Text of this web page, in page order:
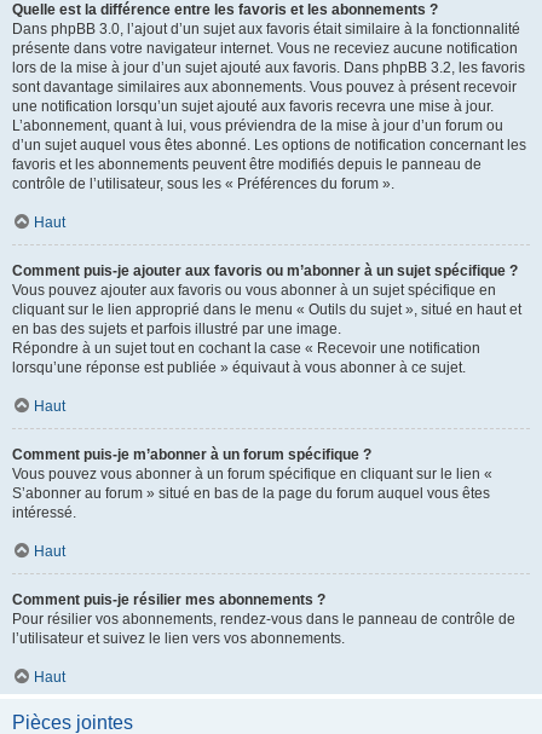
Quelle est la différence entre les favoris et les abonnements ?
Dans phpBB 3.0, l’ajout d’un sujet aux favoris était similaire à la fonctionnalité
présente dans votre navigateur internet. Vous ne receviez aucune notification
lors de la mise à jour d’un sujet ajouté aux favoris. Dans phpBB 3.2, les favoris
sont davantage similaires aux abonnements. Vous pouvez à présent recevoir
une notification lorsqu’un sujet ajouté aux favoris recevra une mise à jour.
L’abonnement, quant à lui, vous préviendra de la mise à jour d’un forum ou
d’un sujet auquel vous êtes abonné. Les options de notification concernant les
favoris et les abonnements peuvent être modifiés depuis le panneau de
contrôle de l’utilisateur, sous les « Préférences du forum ».
Haut
Comment puis-je ajouter aux favoris ou m’abonner à un sujet spécifique ?
Vous pouvez ajouter aux favoris ou vous abonner à un sujet spécifique en
cliquant sur le lien approprié dans le menu « Outils du sujet », situé en haut et
en bas des sujets et parfois illustré par une image.
Répondre à un sujet tout en cochant la case « Recevoir une notification
lorsqu’une réponse est publiée » équivaut à vous abonner à ce sujet.
Haut
Comment puis-je m’abonner à un forum spécifique ?
Vous pouvez vous abonner à un forum spécifique en cliquant sur le lien «
S’abonner au forum » situé en bas de la page du forum auquel vous êtes
intéressé.
Haut
Comment puis-je résilier mes abonnements ?
Pour résilier vos abonnements, rendez-vous dans le panneau de contrôle de
l’utilisateur et suivez le lien vers vos abonnements.
Haut
Pièces jointes